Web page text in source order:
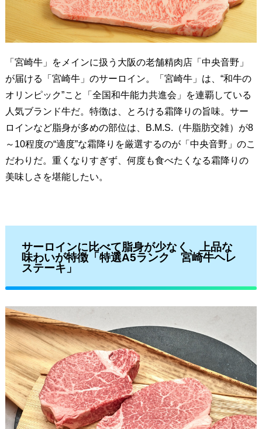
「宮崎牛」をメインに扱う大阪の老舗精肉店「中央音野」
が届ける「宮崎牛」のサーロイン。「宮崎牛」は、“和牛の
オリンピック”こと「全国和牛能力共進会」を連覇している
人気ブランド牛だ。特徴は、とろける霜降りの旨味。サー
ロインなど脂身が多めの部位は、B.M.S.（牛脂肪交雑）が8
～10程度の“適度”な霜降りを厳選するのが「中央音野」のこ
だわりだ。重くなりすぎず、何度も食べたくなる霜降りの
美味しさを堪能したい。
サーロインに比べて脂身が少なく、上品な
味わいが特徴「特選A5ランク 宮崎牛ヘレ
ステーキ」